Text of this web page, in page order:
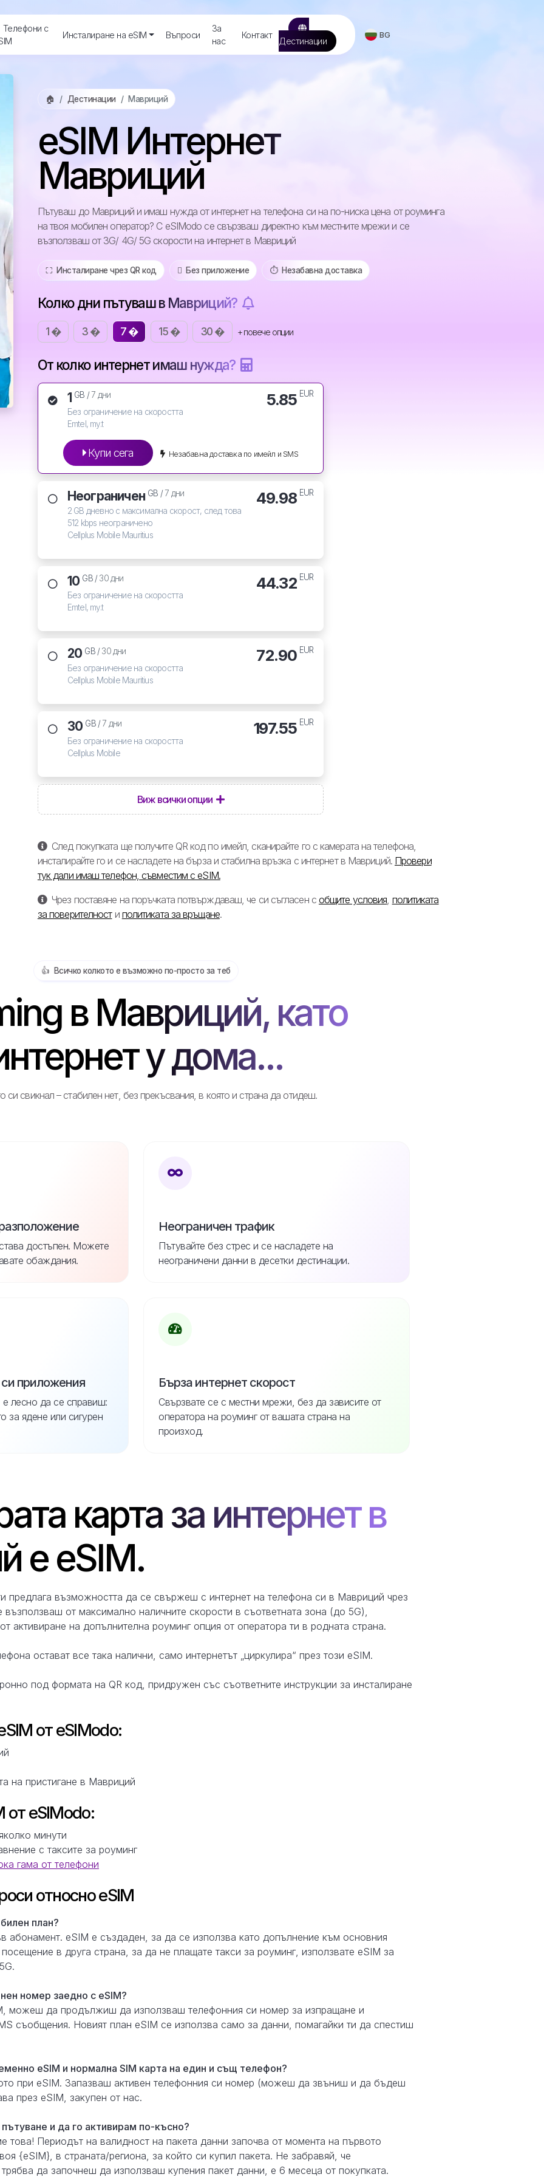
Телефони с
Инсталиране на eSIM Въпроси
За
нас
Контакт
Дестинации
BG
🏠 Дестинации Мавриций
eSIM Интернет
Мавриций
Пътуваш до Мавриций и имаш нужда от интернет на телефона си на по-ниска цена от роуминга
на твоя мобилен оператор? С eSIModo се свързваш директно към местните мрежи и се
възползваш от 3G/ 4G/ 5G скорости на интернет в Мавриций
⛶️️ Инсталиране чрез QR код ️ Без приложение ⏱️️ Незабавна доставка
Колко дни пътуваш в Мавриций?
1 � 3 � 7 � 15 � 30 � + повече опции
От колко интернет имаш нужда?
1 GB /7 дни
Без ограничение на скоростта
Emtel, my.t
5.85 EUR
Купи сега Незабавна доставка по имейл и SMS
Неограничен GB /7 дни
2 GB дневно с максимална скорост, след това
512 kbps неограничено
Cellplus Mobile Mauritius
49.98 EUR
10 GB /30 дни
Без ограничение на скоростта
Emtel, my.t
44.32 EUR
20 GB /30 дни
Без ограничение на скоростта
Cellplus Mobile Mauritius
72.90 EUR
30 GB /7 дни
Без ограничение на скоростта
Cellplus Mobile
197.55 EUR
Виж всички опции
След покупката ще получите QR код по имейл, сканирайте го с камерата на телефона,
инсталирайте го и се насладете на бърза и стабилна връзка с интернет в Мавриций. Провери
тук дали имаш телефон, съвместим с eSIM.
Чрез поставяне на поръчката потвърждаваш, че си съгласен с общите условия политиката
за поверителности политиката за връщане.
👍️ Всичко колкото е възможно по-просто за теб
в Мавриций, като
у дома...
си свикнал – стабилен нет, без прекъсвания, в която и страна да отидеш.
достъпен. Можете
обаждания.
Неограничен трафик
Пътувайте без стрес и се насладете на
неограничени данни в десетки дестинации.
приложения
е лесно да се справиш:
за ядене или сигурен
Бърза интернет скорост
Свързвате се с местни мрежи, без да зависите от
оператора на роуминг от вашата страна на
произход.
карта за интернет в
е eSIM.
предлага възможността да се свържеш с интернет на телефона си в Мавриций чрез
от максимално наличните скорости в съответната зона (до 5G),
активиране на допълнителна роуминг опция от оператора ти в родната страна.
остават все така налични, само интернетът „циркулира“ през този eSIM.
под формата на QR код, придружен със съответните инструкции за инсталиране
от eSIModo:
на пристигане в Мавриций
от eSIModo:
минути
с таксите за роуминг
гама от телефони
относно eSIM
план?
абонамент. eSIM е създаден, за да се използва като допълнение към основния
в друга страна, за да не плащате такси за роуминг, използвате eSIM за
номер заедно с eSIM?
можеш да продължиш да използваш телефонния си номер за изпращане и
съобщения. Новият план eSIM се използва само за данни, помагайки ти да спестиш
eSIM и нормална SIM карта на един и същ телефон?
при eSIM. Запазваш активен телефонния си номер (можеш да звъниш и да бъдеш
през eSIM, закупен от нас.
и да го активирам по-късно?
това! Периодът на валидност на пакета данни започва от момента на първото
{eSIM}, в страната/региона, за който си купил пакета. Не забравяй, че
да започнеш да използваш купения пакет данни, е 6 месеца от покупката.